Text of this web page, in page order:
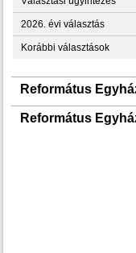
2026. évi választás
Korábbi választások
Református
Református